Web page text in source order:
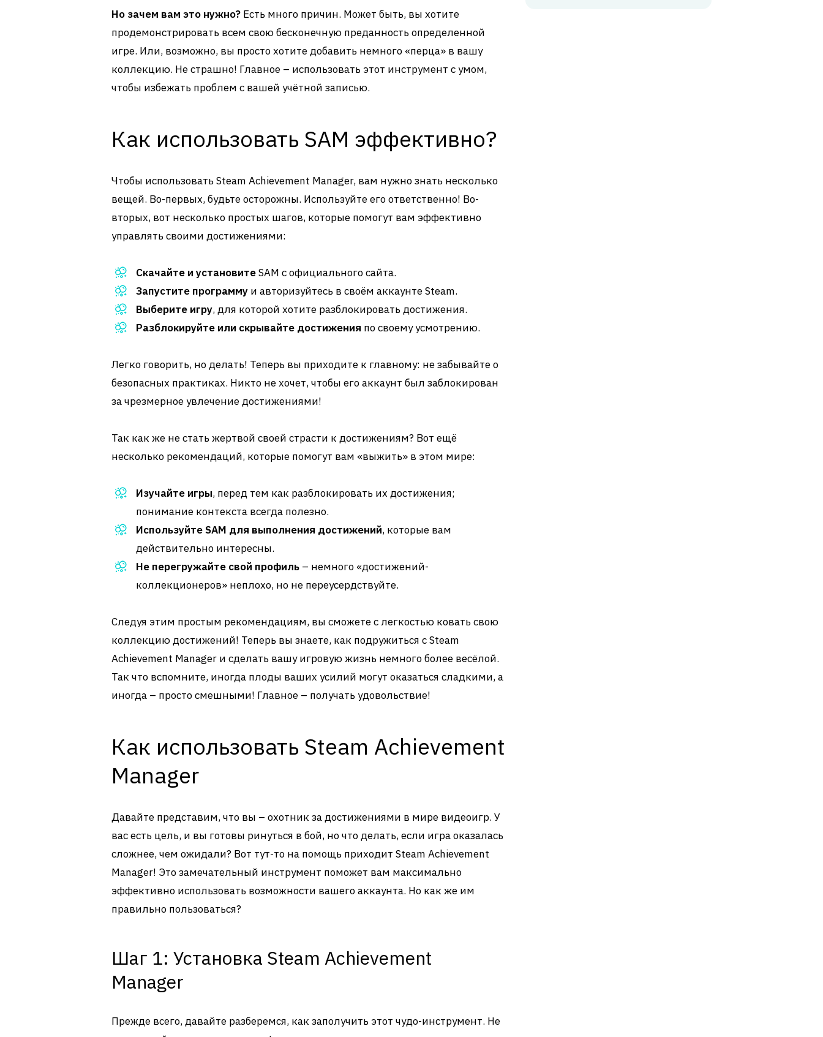
Но зачем вам это нужно? Есть много причин. Может быть, вы хотите
продемонстрировать всем свою бесконечную преданность определенной
игре. Или, возможно, вы просто хотите добавить немного «перца» в вашу
коллекцию. Не страшно! Главное – использовать этот инструмент с умом,
чтобы избежать проблем с вашей учётной записью.
Как использовать SAM эффективно?
Чтобы использовать Steam Achievement Manager, вам нужно знать несколько
вещей. Во-первых, будьте осторожны. Используйте его ответственно! Во-
вторых, вот несколько простых шагов, которые помогут вам эффективно
управлять своими достижениями:
Скачайте и установитеSAM с официального сайта.
Запустите программу и авторизуйтесь в своём аккаунте Steam.
Выберите игру, для которой хотите разблокировать достижения.
Разблокируйте или скрывайте достижения по своему усмотрению.
Легко говорить, но делать! Теперь вы приходите к главному: не забывайте о
безопасных практиках. Никто не хочет, чтобы его аккаунт был заблокирован
за чрезмерное увлечение достижениями!
Так как же не стать жертвой своей страсти к достижениям? Вот ещё
несколько рекомендаций, которые помогут вам «выжить» в этом мире:
Изучайте игры, перед тем как разблокировать их достижения;
понимание контекста всегда полезно.
Используйте SAM для выполнения достижений, которые вам
действительно интересны.
Не перегружайте свой профиль – немного «достижений-
коллекционеров» неплохо, но не переусердствуйте.
Следуя этим простым рекомендациям, вы сможете с легкостью ковать свою
коллекцию достижений! Теперь вы знаете, как подружиться с Steam
Achievement Manager и сделать вашу игровую жизнь немного более весёлой.
Так что вспомните, иногда плоды ваших усилий могут оказаться сладкими, а
иногда – просто смешными! Главное – получать удовольствие!
Как использовать Steam Achievement
Manager
Давайте представим, что вы – охотник за достижениями в мире видеоигр. У
вас есть цель, и вы готовы ринуться в бой, но что делать, если игра оказалась
сложнее, чем ожидали? Вот тут-то на помощь приходит Steam Achievement
Manager! Это замечательный инструмент поможет вам максимально
эффективно использовать возможности вашего аккаунта. Но как же им
правильно пользоваться?
Шаг 1: Установка Steam Achievement
Manager
Прежде всего, давайте разберемся, как заполучить этот чудо-инструмент. Не